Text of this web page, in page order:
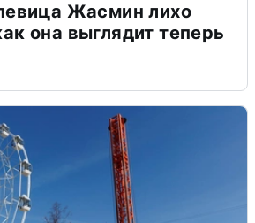
Жасмин лихо
она выглядит теперь